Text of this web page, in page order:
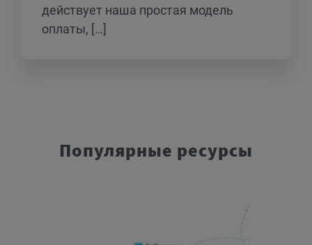
действует наша простая модель
оплаты, […]
Популярные ресурсы